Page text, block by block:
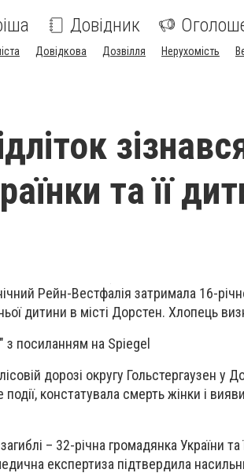
Довідник
Довідкова Дозвілля Нерухомість
та її
Рейн-Вестфалія затримала 16-
дитини в місті Дорстен. Хлопець
" з посиланням на Spiegel
дорозі округу Гольстергаузен у
події, констатувала смерть жінки і
– 32-річна громадянка України
експертиза підтвердила